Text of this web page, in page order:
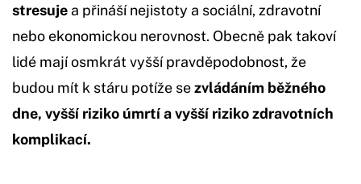
stresuje a přináší nejistoty a sociální, zdravotní
nebo ekonomickou nerovnost. Obecně pak takoví
lidé mají osmkrát vyšší pravděpodobnost, že
budou mít k stáru potíže sezvládáním běžného
dne, vyšší riziko úmrtí a vyšší riziko zdravotních
komplikací.